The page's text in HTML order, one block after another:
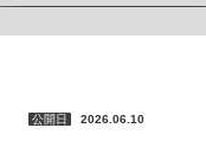
ント
公開日 2026.06.10